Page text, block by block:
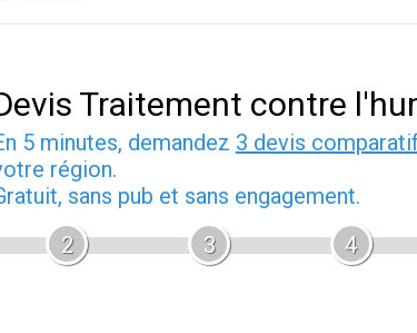
Traitement contre
5 minutes, demandez 3 devis
région.
sans pub et sans engagement.
2 3 4